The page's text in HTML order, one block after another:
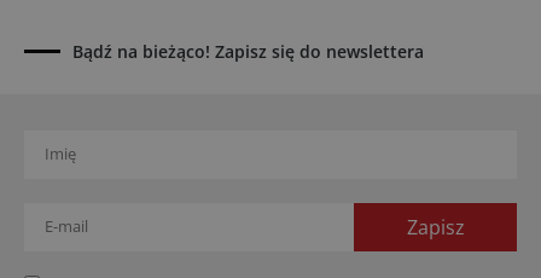
Rzepak hybrydowy: sposób na wyższą rentowność
01.08.2026
31.07.2026
Kukurydza w Polsce: aktualny stan plantacji
Bądź na bieżąco! Zapisz się do newslettera